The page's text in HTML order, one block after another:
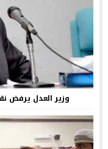
وزير العدل يرفض